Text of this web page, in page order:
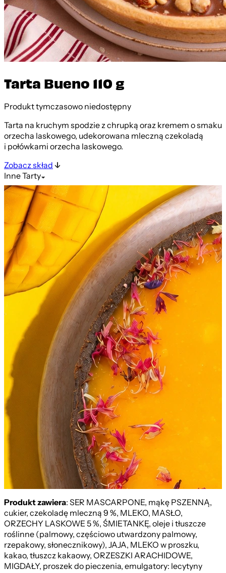
Tarta Bueno 110 g
Produkt tymczasowo niedostępny
Tarta na kruchym spodzie z chrupką oraz kremem o smaku
orzecha laskowego, udekorowana mleczną czekoladą
i połówkami orzecha laskowego.
Zobacz skład
InneTarty
Produkt zawiera: SER MASCARPONE, mąkę PSZENNĄ,
cukier, czekoladę mleczną 9 %, MLEKO, MASŁO,
ORZECHY LASKOWE 5 %, ŚMIETANKĘ, oleje i tłuszcze
roślinne (palmowy, częściowo utwardzony palmowy,
rzepakowy, słonecznikowy), JAJA, MLEKO w proszku,
kakao, tłuszcz kakaowy, ORZESZKI ARACHIDOWE,
MIGDAŁY, proszek do pieczenia, emulgatory: lecytyny